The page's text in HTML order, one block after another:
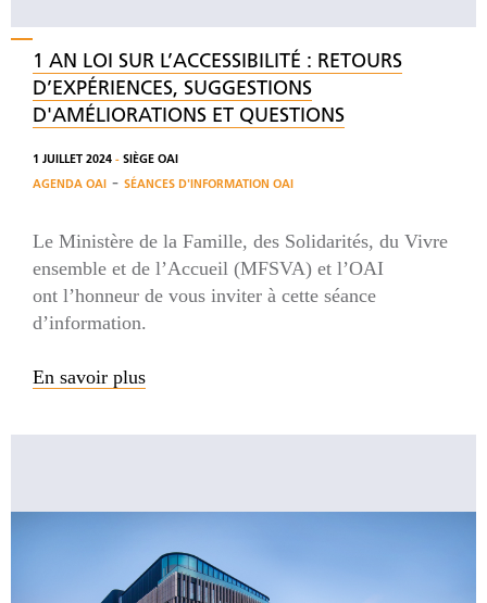
1 AN LOI SUR L’ACCESSIBILITÉ : RETOURS
D’EXPÉRIENCES, SUGGESTIONS
D'AMÉLIORATIONS ET QUESTIONS
1 JUILLET 2024 - SIÈGE OAI
AGENDA OAI - SÉANCES D'INFORMATION OAI
Le Ministère de la Famille, des Solidarités, du Vivre
ensemble et de l’Accueil (MFSVA) et l’OAI
ont l’honneur de vous inviter à cette séance
d’information.
En savoir plus